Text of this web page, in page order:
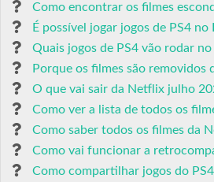
Como encontrar os filmes
É possível jogar jogos de PS4 no
Quais jogos de PS4 vão rodar no
Porque os filmes são removidos
O que vai sair da Netflix julho
Como ver a lista de todos os
Como saber todos os filmes da
Como vai funcionar a
Como compartilhar jogos do